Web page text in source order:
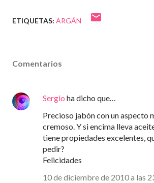
ETIQUETAS: ARGÁN
Comentarios
Sergio ha dicho que…
Precioso jabón con un aspecto
cremoso. Y si encima lleva
tiene propiedades excelentes,
pedir?
Felicidades
10 de diciembre de 2010 a las